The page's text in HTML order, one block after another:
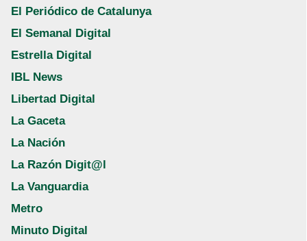
El Periódico de Catalunya
El Semanal Digital
Estrella Digital
IBL News
Libertad Digital
La Gaceta
La Nación
La Razón Digit@l
La Vanguardia
Metro
Minuto Digital